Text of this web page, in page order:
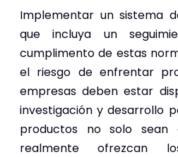
Implementar un sistema
que incluya un
cumplimento de estas
el riesgo de enfrentar
empresas deben estar
investigación y desarrollo
productos no solo sean
realmente ofrezcan